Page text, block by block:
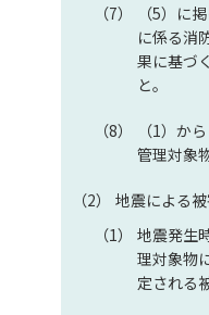
（5）に
に係る消
果に基づ
と。
（1）か
管理対象
地震による
地震発生
理対象物
定される